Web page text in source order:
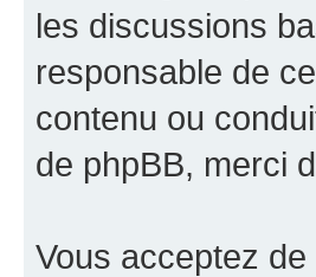
les discussions
responsable de
contenu ou
de phpBB, merci
Vous acceptez